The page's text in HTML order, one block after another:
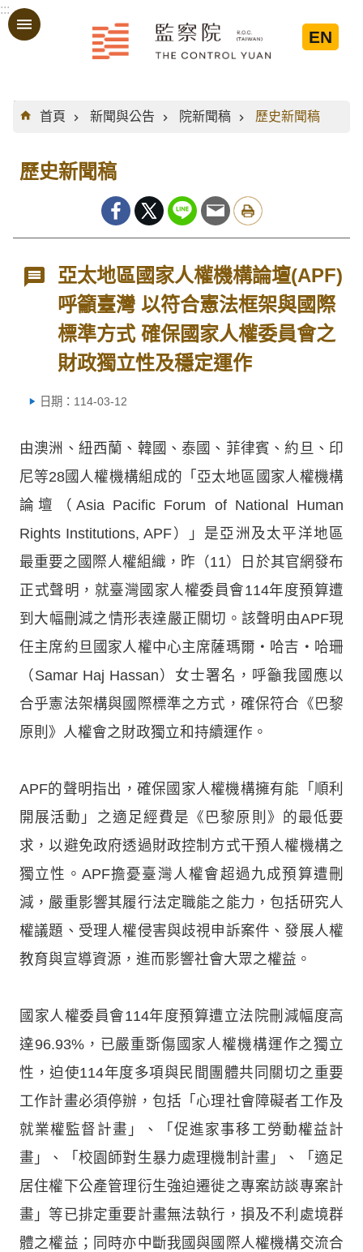
跳到主要內容區塊
:::
EN
:::
首頁
新聞與公告 院新聞稿 歷史新聞稿
歷史新聞稿
亞太地區國家人權機構論壇(APF)
呼籲臺灣 以符合憲法框架與國際
標準方式 確保國家人權委員會之
財政獨立性及穩定運作
日期：114-03-12
由澳洲、紐西蘭、韓國、泰國、菲律賓、約旦、印
尼等28國人權機構組成的「亞太地區國家人權機構
論壇（Asia Pacific Forum of National Human
Rights Institutions, APF）」是亞洲及太平洋地區
最重要之國際人權組織，昨（11）日於其官網發布
正式聲明，就臺灣國家人權委員會114年度預算遭
到大幅刪減之情形表達嚴正關切。該聲明由APF現
任主席約旦國家人權中心主席薩瑪爾‧哈吉‧哈珊
（Samar Haj Hassan）女士署名，呼籲我國應以
合乎憲法架構與國際標準之方式，確保符合《巴黎
原則》人權會之財政獨立和持續運作。
APF的聲明指出，確保國家人權機構擁有能「順利
開展活動」之適足經費是《巴黎原則》的最低要
求，以避免政府透過財政控制方式干預人權機構之
獨立性。APF擔憂臺灣人權會超過九成預算遭刪
減，嚴重影響其履行法定職能之能力，包括研究人
權議題、受理人權侵害與歧視申訴案件、發展人權
教育與宣導資源，進而影響社會大眾之權益。
國家人權委員會114年度預算遭立法院刪減幅度高
達96.93%，已嚴重斲傷國家人權機構運作之獨立
性，迫使114年度多項與民間團體共同關切之重要
工作計畫必須停辦，包括「心理社會障礙者工作及
就業權監督計畫」、「促進家事移工勞動權益計
畫」、「校園師對生暴力處理機制計畫」、「適足
居住權下公產管理衍生強迫遷徙之專案訪談專案計
畫」等已排定重要計畫無法執行，損及不利處境群
體之權益；同時亦中斷我國與國際人權機構交流合